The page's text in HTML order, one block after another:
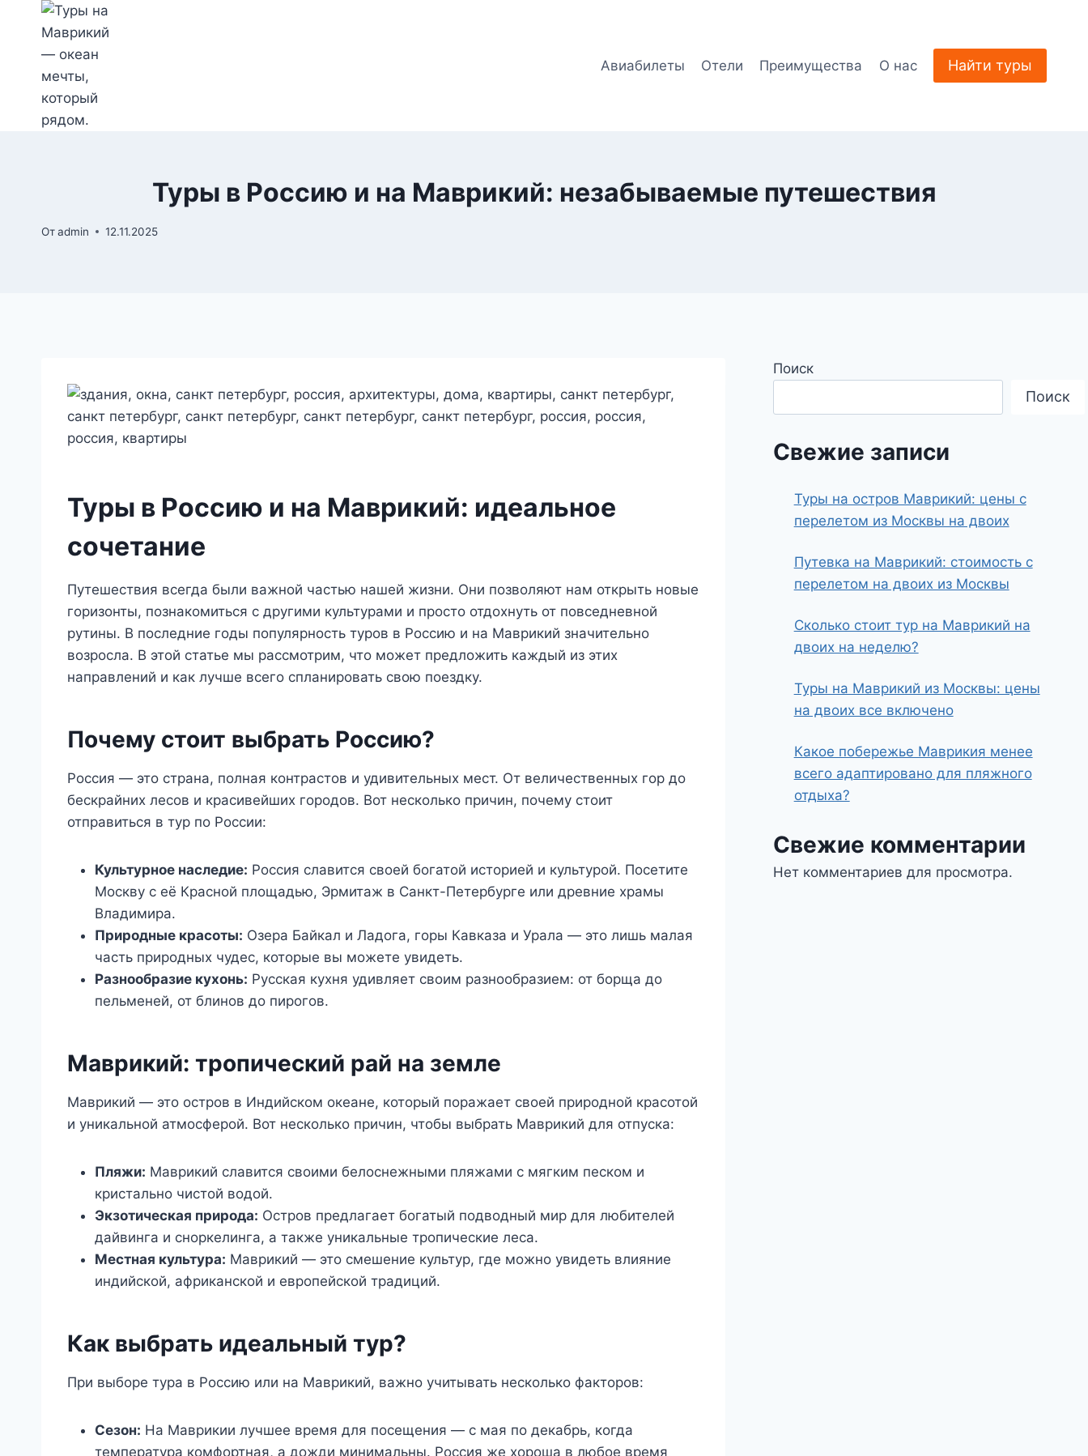
Перейти
содержимому
Авиабилеты Отели Преимущества О нас Найти туры
Туры в Россию и на Маврикий: незабываемые путешествия
Отadmin 12.11.2025
Туры в Россию и на Маврикий: идеальное
сочетание
Путешествия всегда были важной частью нашей жизни. Они позволяют нам открыть новые
горизонты, познакомиться с другими культурами и просто отдохнуть от повседневной
рутины. В последние годы популярность туров в Россию и на Маврикий значительно
возросла. В этой статье мы рассмотрим, что может предложить каждый из этих
направлений и как лучше всего спланировать свою поездку.
Почему стоит выбрать Россию?
Россия — это страна, полная контрастов и удивительных мест. От величественных гор до
бескрайних лесов и красивейших городов. Вот несколько причин, почему стоит
отправиться в тур по России:
Культурное наследие: Россия славится своей богатой историей и культурой. Посетите
Москву с её Красной площадью, Эрмитаж в Санкт-Петербурге или древние храмы
Владимира.
Природные красоты: Озера Байкал и Ладога, горы Кавказа и Урала — это лишь малая
часть природных чудес, которые вы можете увидеть.
Разнообразие кухонь: Русская кухня удивляет своим разнообразием: от борща до
пельменей, от блинов до пирогов.
Маврикий: тропический рай на земле
Маврикий — это остров в Индийском океане, который поражает своей природной красотой
и уникальной атмосферой. Вот несколько причин, чтобы выбрать Маврикий для отпуска:
Пляжи: Маврикий славится своими белоснежными пляжами с мягким песком и
кристально чистой водой.
Экзотическая природа: Остров предлагает богатый подводный мир для любителей
дайвинга и сноркелинга, а также уникальные тропические леса.
Местная культура: Маврикий — это смешение культур, где можно увидеть влияние
индийской, африканской и европейской традиций.
Как выбрать идеальный тур?
При выборе тура в Россию или на Маврикий, важно учитывать несколько факторов:
Сезон: На Маврикии лучшее время для посещения — с мая по декабрь, когда
температура комфортная, а дожди минимальны. Россия же хороша в любое время
Поиск
Поиск
Свежие записи
Туры на остров Маврикий: цены с
перелетом из Москвы на двоих
Путевка на Маврикий: стоимость с
перелетом на двоих из Москвы
Сколько стоит тур на Маврикий на
двоих на неделю?
Туры на Маврикий из Москвы: цены
на двоих все включено
Какое побережье Маврикия менее
всего адаптировано для пляжного
отдыха?
Свежие комментарии
Нет комментариев для просмотра.